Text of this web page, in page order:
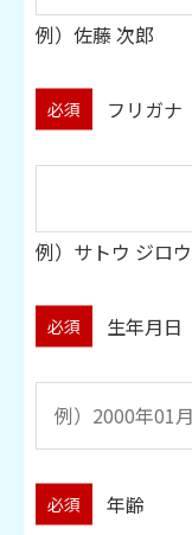
例）佐藤 次郎
フリガナ
必須
例）サトウ ジロウ
生年月日
必須
年齢
必須